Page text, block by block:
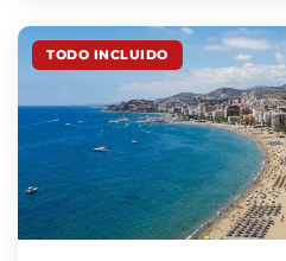
TODO INCLUIDO